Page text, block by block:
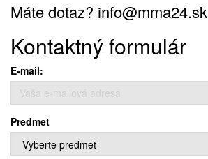
Máte dotaz? info@mma24.sk
Kontaktný formulár
E-mail:
Predmet